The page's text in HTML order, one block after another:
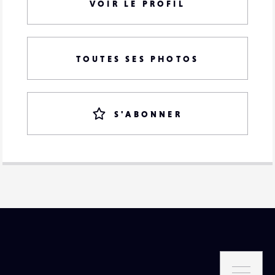
VOIR LE PROFIL
TOUTES SES PHOTOS
S'ABONNER